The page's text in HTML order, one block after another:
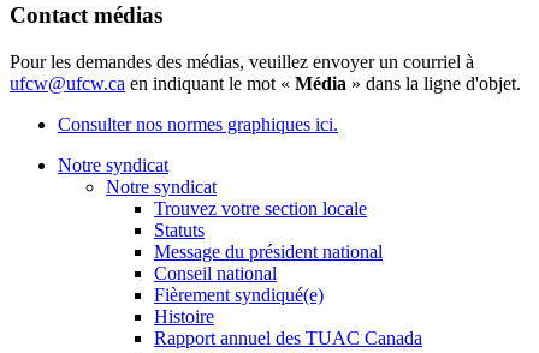
Contact médias
Pour les demandes des médias, veuillez envoyer un courriel à
ufcw@ufcw.ca en indiquant le mot « Média » dans la ligne d'objet.
Consulter nos normes graphiques ici.
Notre syndicat
Notre syndicat
Trouvez votre section locale
Statuts
Message du président national
Conseil national
Fièrement syndiqué(e)
Histoire
Rapport annuel des TUAC Canada